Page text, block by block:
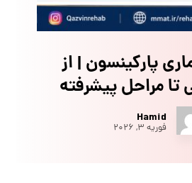
پارکینسون | از
تا مراحل پیشرفته
Hamid
فوریه ۳, ۲۰۲۶